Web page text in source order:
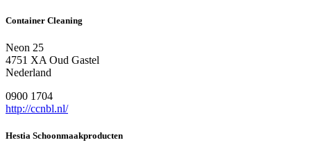
Container Cleaning
Neon 25
4751 XA Oud Gastel
Nederland
0900 1704
http://ccnbl.nl/
Hestia Schoonmaakproducten